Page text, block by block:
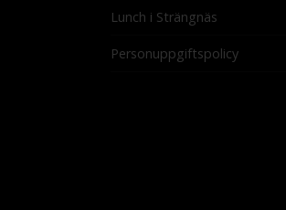
Lunch i Strängnäs
Personuppgiftspolicy